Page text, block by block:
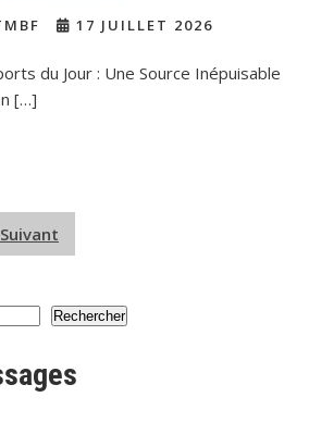
17 JUILLET 2026
du Jour : Une Source Inépuisable
[…]
Suivant
Rechercher